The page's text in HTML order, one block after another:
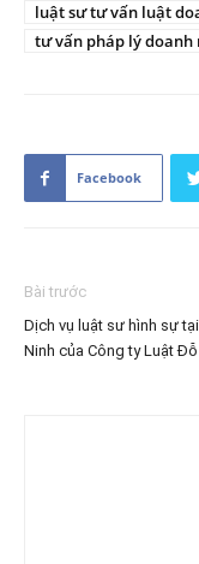
luật sư tư vấn luật
tư vấn pháp lý doanh
Facebook
Bài trước
Dịch vụ luật sư hình sự
Ninh của Công ty Luật